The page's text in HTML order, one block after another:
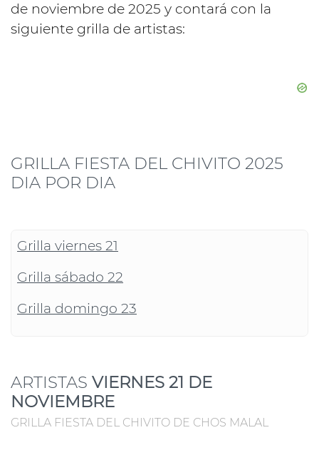
de noviembre de 2025 y contará con la
siguiente grilla de artistas:
GRILLA FIESTA DEL CHIVITO 2025
DIA POR DIA
Grilla viernes 21
Grilla sábado 22
Grilla domingo 23
ARTISTAS VIERNES 21 DE
NOVIEMBRE
GRILLA FIESTA DEL CHIVITO DE CHOS MALAL